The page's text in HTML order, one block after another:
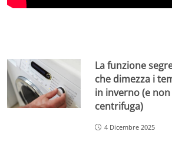
La funzione
che dimezza i
in inverno (e
centrifuga)
4 Dicembre 2025